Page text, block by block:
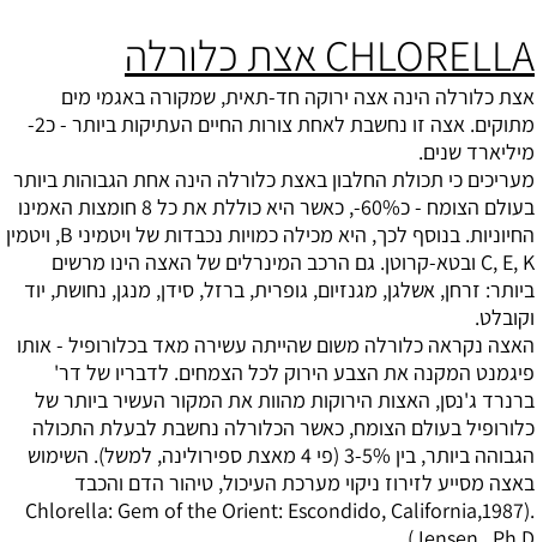
CHLORELLA אצת כלורלה
אצת כלורלה הינה אצה ירוקה חד-תאית, שמקורה באגמי מים
מתוקים. אצה זו נחשבת לאחת צורות החיים העתיקות ביותר - כ2-
מיליארד שנים.
מעריכים כי תכולת החלבון באצת כלורלה הינה אחת הגבוהות ביותר
בעולם הצומח - כ60%-, כאשר היא כוללת את כל 8 חומצות האמינו
החיוניות. בנוסף לכך, היא מכילה כמויות נכבדות של ויטמיני B, ויטמין
C, E, K ובטא-קרוטן. גם הרכב המינרלים של האצה הינו מרשים
ביותר: זרחן, אשלגן, מגנזיום, גופרית, ברזל, סידן, מנגן, נחושת, יוד
וקובלט.
האצה נקראה כלורלה משום שהייתה עשירה מאד בכלורופיל - אותו
פיגמנט המקנה את הצבע הירוק לכל הצמחים. לדבריו של דר'
ברנרד ג'נסן, האצות הירוקות מהוות את המקור העשיר ביותר של
כלורופיל בעולם הצומח, כאשר הכלורלה נחשבת לבעלת התכולה
הגבוהה ביותר, בין 3-5% (פי 4 מאצת ספירולינה, למשל). השימוש
באצה מסייע לזירוז ניקוי מערכת העיכול, טיהור הדם והכבד
Chlorella: Gem of the Orient: Escondido, California,1987).